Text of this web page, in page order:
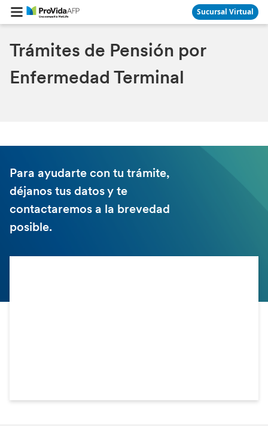
Sucursal Virtual
Trámites de Pensión por
Enfermedad Terminal
Para ayudarte con tu trámite,
déjanos tus datos y te
contactaremos a la brevedad
posible.